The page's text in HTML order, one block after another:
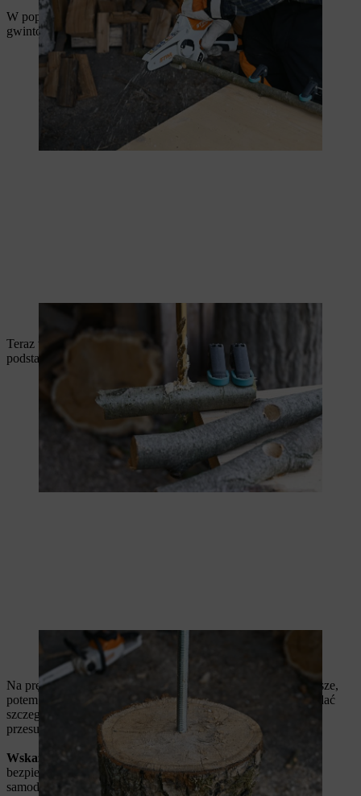
W poprzek każdej gałęzi wywierć otwór o średnicy pręta
gwintowanego – w tym przypadku 10 mm.
Otwór musi odpowiadać średnicy pręta gwintowanego.
Teraz włóż pręt gwintowany do wywierconego otworu w
podstawie. Użyj młotka, aby ostrożnie wbić pręt na miejsce.
Pręt gwintowany należy włożyć do wywierconego otworu w
podstawie.
Na pręt gwintowany nakładamy gałązki – najpierw te najdłuższe,
potem w kolejności najkrótsze. Twoje drzewko będzie wyglądać
szczególnie pięknie, jeśli podczas dodawania gałęzi lekko je
przesuniesz. Twoja choinka z drewna DIY jest gotowa!
Wskazówka STIHL: Twoja choinka powinna teraz stać
bezpiecznie. Jeśli chcesz ją dodatkowo ustabilizować, możesz
samodzielnie zbudować pasujący stojak na choinkę.